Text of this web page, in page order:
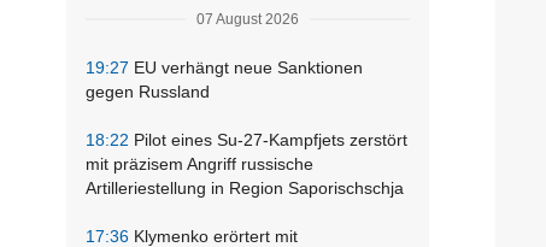
07 August 2026
19:27 EU verhängt neue Sanktionen
gegen Russland
18:22 Pilot eines Su-27-Kampfjets zerstört
mit präzisem Angriff russische
Artilleriestellung in Region Saporischschja
17:36 Klymenko erörtert mit